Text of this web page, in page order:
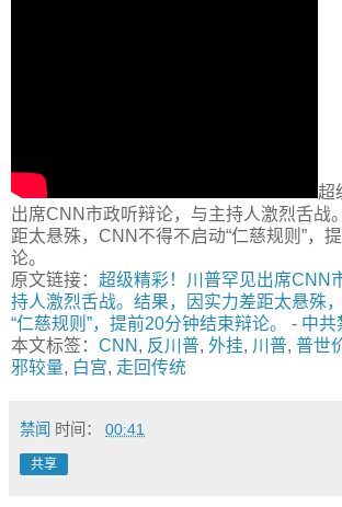
超
出席CNN市政听辩论，与主持人激烈舌战
距太悬殊，CNN不得不启动“仁慈规则”，
论。
原文链接： 超级精彩！川普罕见出席CNN
持人激烈舌战。结果，因实力差距太悬殊
“仁慈规则”，提前20分钟结束辩论。
- 中共
本文标签： CNN , 反川普, 外挂, 川普, 普世
邪较量, 白宫, 走回传统
禁闻 时间： 00:41
共享